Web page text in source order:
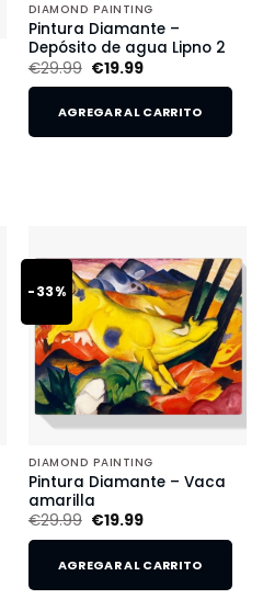
DIAMOND PAINTING
Pintura Diamante –
Depósito de agua Lipno 2
€29.99 €19.99
AGREGAR AL CARRITO
-33%
DIAMOND PAINTING
Pintura Diamante – Vaca
amarilla
€29.99 €19.99
AGREGAR AL CARRITO